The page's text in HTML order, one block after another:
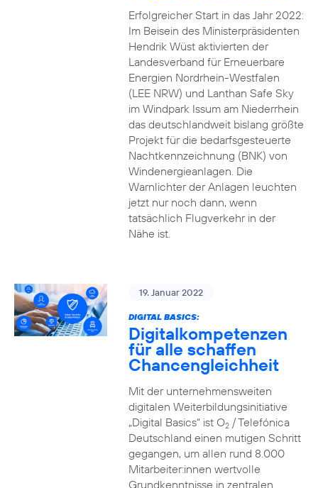
Erfolgreicher Start in das Jahr 2022:
Im Beisein des Ministerpräsidenten
Hendrik Wüst aktivierten der
Landesverband für Erneuerbare
Energien Nordrhein-Westfalen
(LEE NRW) und Lanthan Safe Sky
im Windpark Issum am Niederrhein
das deutschlandweit bislang größte
Projekt für die bedarfsgesteuerte
Nachtkennzeichnung (BNK) von
Windenergieanlagen. Die
Warnlichter der Anlagen leuchten
jetzt nur noch dann, wenn
tatsächlich Flugverkehr in der
Nähe ist.
19. Januar 2022
DIGITAL BASICS:
Digitalkompetenzen
für alle schaffen
Chancengleichheit
Mit der unternehmensweiten
digitalen Weiterbildungsinitiative
„Digital Basics“ ist O2/ Telefónica
Deutschland einen mutigen Schritt
gegangen, um allen rund 8.000
Mitarbeiter:innen wertvolle
Grundkenntnisse in zentralen